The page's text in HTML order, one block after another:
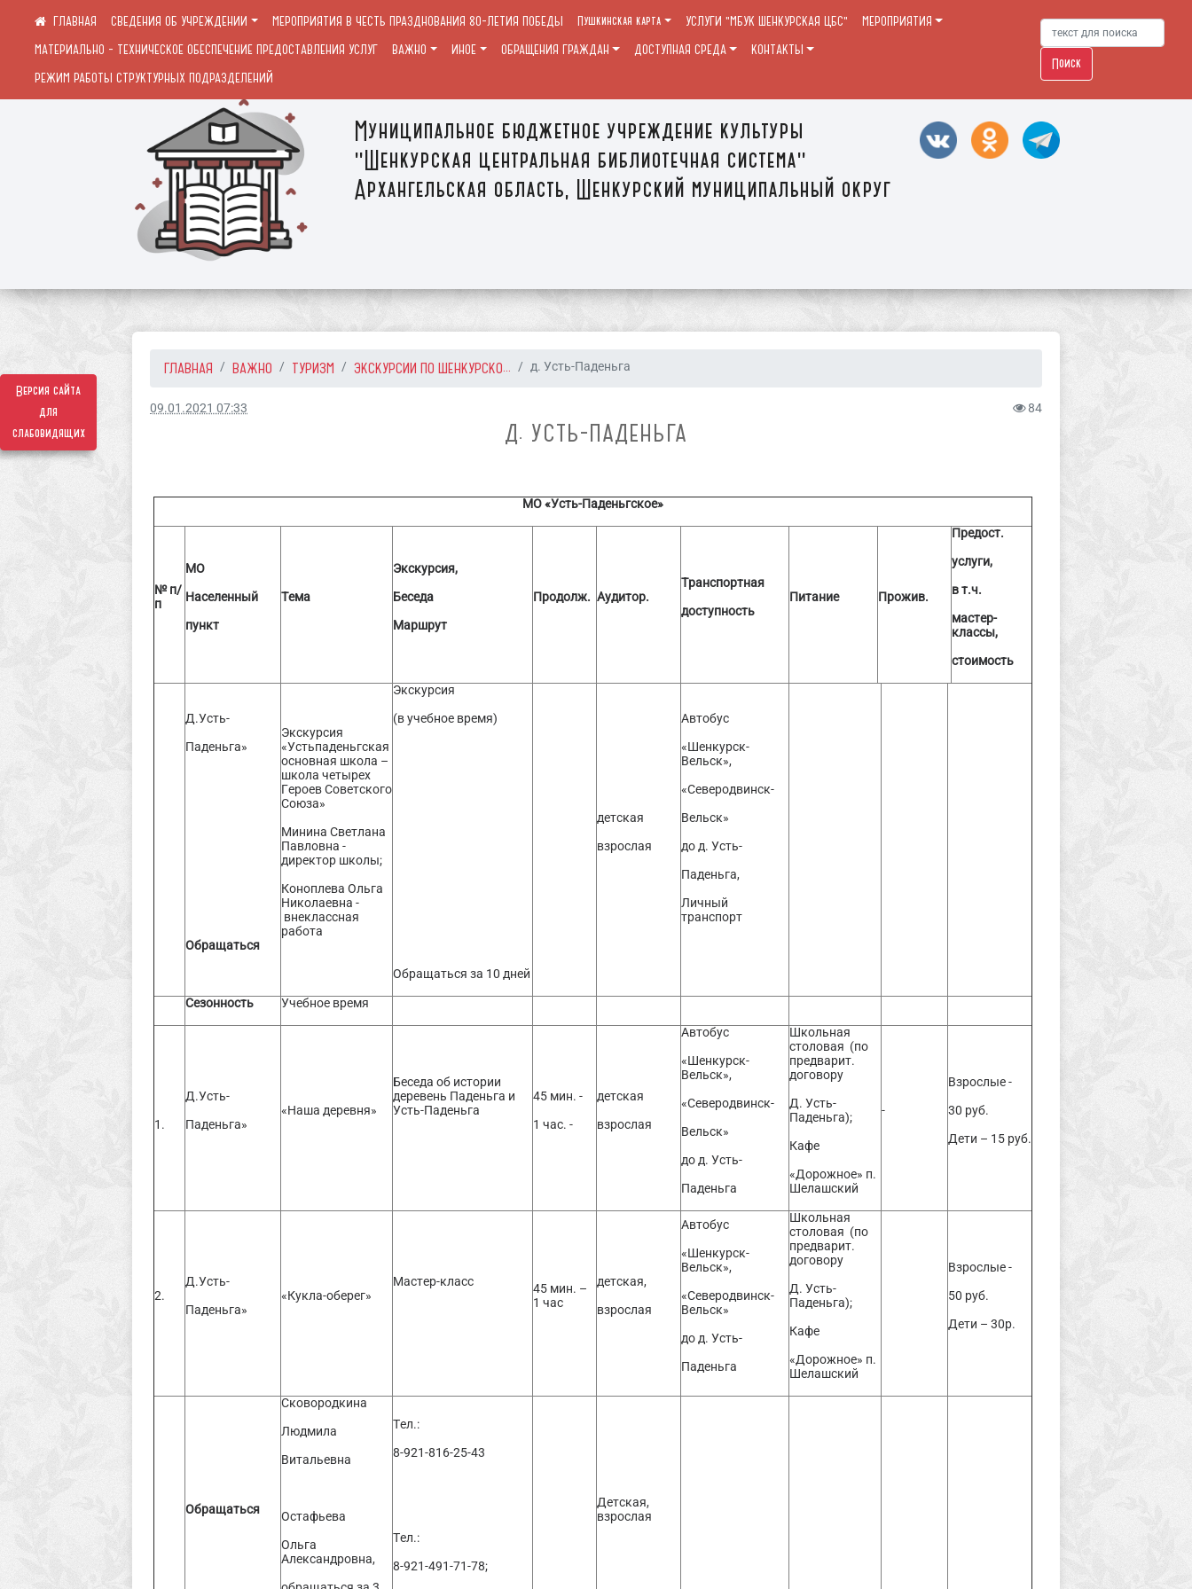
Версия сайта
для
слабовидящих
Муниципальное бюджетное учреждение культуры
"Шенкурская центральная библиотечная система"
Архангельская область, Шенкурский муниципальный округ
СВЕДЕНИЯ ОБ УЧРЕЖДЕНИИ МЕРОПРИЯТИЯ В ЧЕСТЬ ПРАЗДНОВАНИЯ 80-ЛЕТИЯ ПОБЕДЫ Пушкинская карта УСЛУГИ "МБУК ШЕНКУРСКАЯ ЦБС"
МЕРОПРИЯТИЯ
МАТЕРИАЛЬНО - ТЕХНИЧЕСКОЕ ОБЕСПЕЧЕНИЕ ПРЕДОСТАВЛЕНИЯ УСЛУГ
ВАЖНО ИНОЕ ОБРАЩЕНИЯ ГРАЖДАН ДОСТУПНАЯ СРЕДА
КОНТАКТЫ
РЕЖИМ РАБОТЫ СТРУКТУРНЫХ ПОДРАЗДЕЛЕНИЙ
Поиск
ГЛАВНАЯ ВАЖНО ТУРИЗМ ЭКСКУРСИИ ПО ШЕНКУРСКО... д. Усть-Паденьга
09.01.2021 07:33 84
Д. УСТЬ-ПАДЕНЬГА
МО «Усть-Паденьгское»
№ п/
п
МО
Населенный
пункт
Тема
Экскурсия,
Беседа
Маршрут
Продолж. Аудитор.
Транспортная
доступность
Питание Прожив.
Предост.
услуги,
в т.ч.
мастер-
классы,
стоимость
Д.Усть-
Паденьга»
Обращаться
Экскурсия
«Устьпаденьгская
основная школа –
школа четырех
Героев Советского
Союза»
Минина Светлана
Павловна -
директор школы;
Коноплева Ольга
Николаевна -
внеклассная
работа
Экскурсия
(в учебное время)
Обращаться за 10 дней
детская
взрослая
Автобус
«Шенкурск-
Вельск»,
«Северодвинск-
Вельск»
до д. Усть-
Паденьга,
Личный
транспорт
Сезонность Учебное время
1.
Д.Усть-
Паденьга»
«Наша деревня»
Беседа об истории
деревень Паденьга и
Усть-Паденьга
45 мин. -
1 час. -
детская
взрослая
Автобус
«Шенкурск-
Вельск»,
«Северодвинск-
Вельск»
до д. Усть-
Паденьга
Школьная
столовая (по
предварит.
договору
Д. Усть-
Паденьга);
Кафе
«Дорожное» п.
Шелашский
-
Взрослые -
30 руб.
Дети – 15 руб.
2.
Д.Усть-
Паденьга»
«Кукла-оберег»
Мастер-класс
45 мин. –
1 час
детская,
взрослая
Автобус
«Шенкурск-
Вельск»,
«Северодвинск-
Вельск»
до д. Усть-
Паденьга
Школьная
столовая (по
предварит.
договору
Д. Усть-
Паденьга);
Кафе
«Дорожное» п.
Шелашский
Взрослые -
50 руб.
Дети – 30р.
Обращаться
Сковородкина
Людмила
Витальевна
Остафьева
Ольга
Александровна,
Тел.:
8-921-816-25-43
Тел.:
8-921-491-71-78;
Детская,
взрослая